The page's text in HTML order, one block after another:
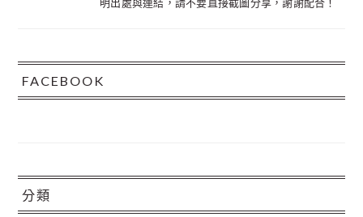
明出處與連結，請不要直接截圖分享，謝謝配合！
FACEBOOK
分類